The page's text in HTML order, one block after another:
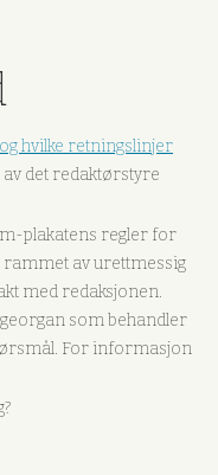
hvilke retningslinjer
det redaktørstyre
plakatens regler for
rammet av urettmessig
med redaksjonen.
som behandler
For informasjon